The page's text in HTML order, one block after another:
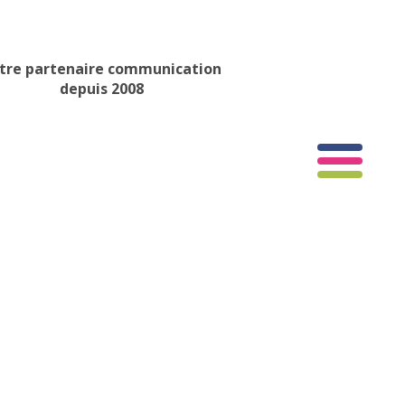
partenaire communication
depuis 2008